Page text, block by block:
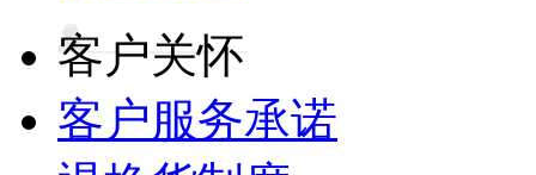
客户关怀
客户服务承诺